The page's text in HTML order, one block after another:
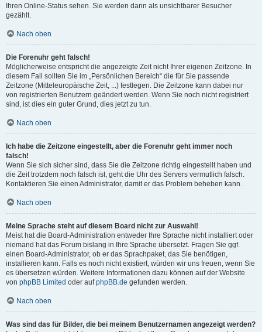
Ihren Online-Status sehen. Sie werden dann als unsichtbarer Besucher
gezählt.
Nach oben
Die Forenuhr geht falsch!
Möglicherweise entspricht die angezeigte Zeit nicht Ihrer eigenen Zeitzone. In
diesem Fall sollten Sie im „Persönlichen Bereich“ die für Sie passende
Zeitzone (Mitteleuropäische Zeit, ...) festlegen. Die Zeitzone kann dabei nur
von registrierten Benutzern geändert werden. Wenn Sie noch nicht registriert
sind, ist dies ein guter Grund, dies jetzt zu tun.
Nach oben
Ich habe die Zeitzone eingestellt, aber die Forenuhr geht immer noch
falsch!
Wenn Sie sich sicher sind, dass Sie die Zeitzone richtig eingestellt haben und
die Zeit trotzdem noch falsch ist, geht die Uhr des Servers vermutlich falsch.
Kontaktieren Sie einen Administrator, damit er das Problem beheben kann.
Nach oben
Meine Sprache steht auf diesem Board nicht zur Auswahl!
Meist hat die Board-Administration entweder Ihre Sprache nicht installiert oder
niemand hat das Forum bislang in Ihre Sprache übersetzt. Fragen Sie ggf.
einen Board-Administrator, ob er das Sprachpaket, das Sie benötigen,
installieren kann. Falls es noch nicht existiert, würden wir uns freuen, wenn Sie
es übersetzen würden. Weitere Informationen dazu können auf der Website
von phpBB Limited oder aufphpBB.de gefunden werden.
Nach oben
Was sind das für Bilder, die bei meinem Benutzernamen angezeigt werden?